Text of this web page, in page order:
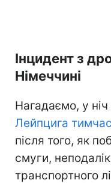
Інцидент з
Німеччині
Нагадаємо, у
Лейпцига
після того, як
смуги,
транспортного